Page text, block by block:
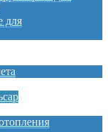
для